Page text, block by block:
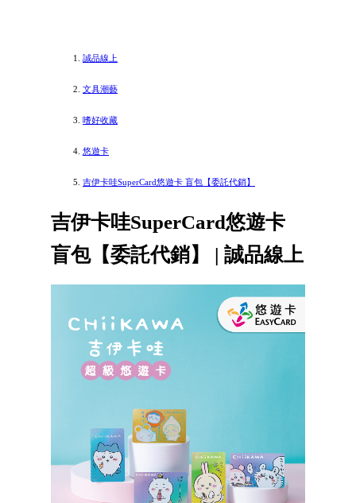
誠品線上
文具潮藝
嗜好收藏
悠遊卡
吉伊卡哇SuperCard悠遊卡 盲包【委託代銷】
吉伊卡哇SuperCard悠遊卡
盲包【委託代銷】 | 誠品線上